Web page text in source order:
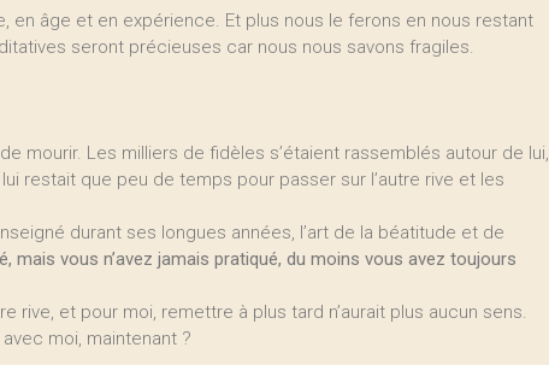
en âge et en expérience. Et plus nous le ferons en nous restant
seront précieuses car nous nous savons fragiles.
mourir. Les milliers de fidèles s’étaient rassemblés autour de lui,
restait que peu de temps pour passer sur l’autre rive et les
durant ses longues années, l’art de la béatitude et de
mais vous n’avez jamais pratiqué, du moins vous avez toujours
rive, et pour moi, remettre à plus tard n’aurait plus aucun sens.
moi, maintenant ?